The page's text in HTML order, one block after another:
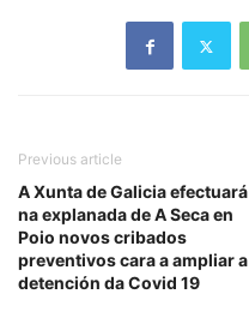
Previous article
A Xunta de Galicia efectuará
na explanada de A Seca en
Poio novos cribados
preventivos cara a ampliar a
detención da Covid 19